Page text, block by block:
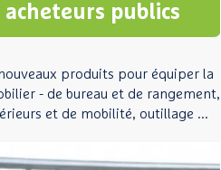
publics
produits pour équiper la
- de bureau et de rangement,
et de mobilité, outillage ...